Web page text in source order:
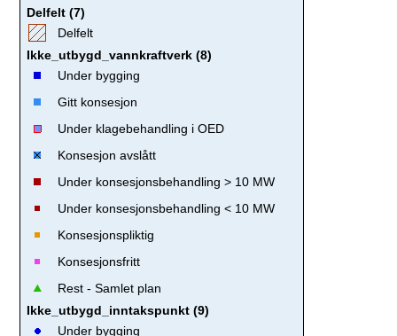
Delfelt (7)
Delfelt
Ikke_utbygd_vannkraftverk (8)
Under bygging
Gitt konsesjon
Under klagebehandling i OED
Konsesjon avslått
Under konsesjonsbehandling > 10 MW
Under konsesjonsbehandling < 10 MW
Konsesjonspliktig
Konsesjonsfritt
Rest - Samlet plan
Ikke_utbygd_inntakspunkt (9)
Under bygging